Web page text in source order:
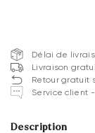
Délai de
Livraison
Retour gratuit
Service client
Description